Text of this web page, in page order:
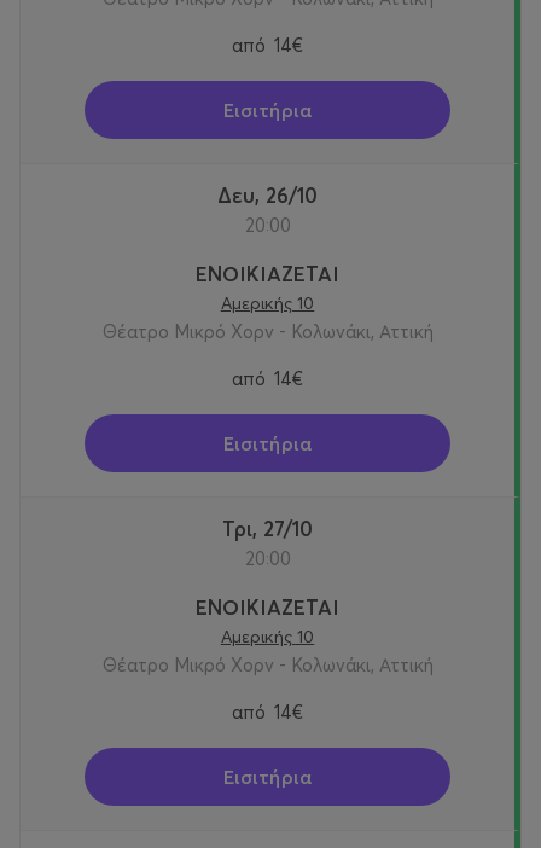
από 14€
Εισιτήρια
Δευ, 26/10
20:00
ΕΝΟΙΚΙΑΖΕΤΑΙ
Αμερικής 10
Θέατρο Μικρό Χορν - Κολωνάκι, Αττική
από 14€
Εισιτήρια
Τρι, 27/10
20:00
ΕΝΟΙΚΙΑΖΕΤΑΙ
Αμερικής 10
Θέατρο Μικρό Χορν - Κολωνάκι, Αττική
από 14€
Εισιτήρια